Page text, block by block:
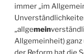
immer „im
„allgemein
Allgemeinheit) ganz